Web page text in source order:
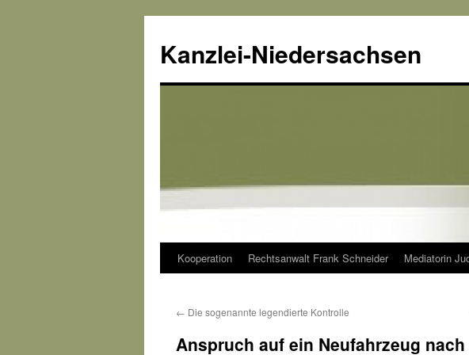
Kanzlei-Niedersachsen
Zum
springen
Kooperation Rechtsanwalt Frank Schneider Mediatorin
← Die sogenannte legendierte Kontrolle
Anspruch auf ein Neufahrzeug